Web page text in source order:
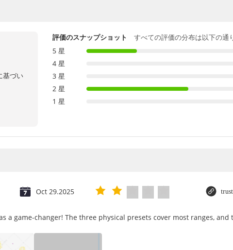
基づい
評価のスナップショット
すべての評価の分布は以下の通
5 星
4 星
3 星
2 星
1 星
Oct 29.2025
a game-changer! The three physical presets cover most ranges,